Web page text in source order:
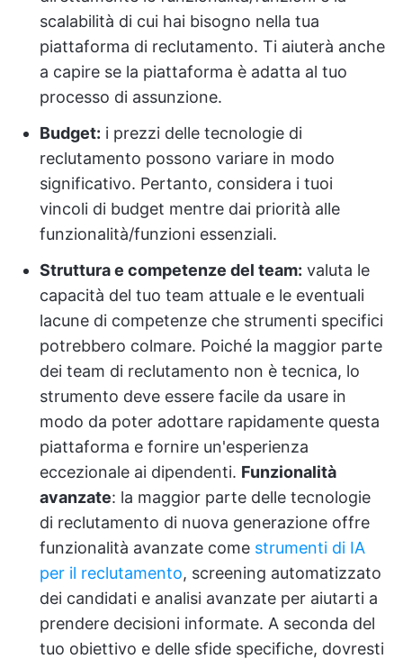
scalabilità di cui hai bisogno nella tua
piattaforma di reclutamento. Ti aiuterà anche
a capire se la piattaforma è adatta al tuo
processo di assunzione.
Budget: i prezzi delle tecnologie di
reclutamento possono variare in modo
significativo. Pertanto, considera i tuoi
vincoli di budget mentre dai priorità alle
funzionalità/funzioni essenziali.
Struttura e competenze del team: valuta le
capacità del tuo team attuale e le eventuali
lacune di competenze che strumenti specifici
potrebbero colmare. Poiché la maggior parte
dei team di reclutamento non è tecnica, lo
strumento deve essere facile da usare in
modo da poter adottare rapidamente questa
piattaforma e fornire un'esperienza
eccezionale ai dipendenti. Funzionalità
avanzate: la maggior parte delle tecnologie
di reclutamento di nuova generazione offre
funzionalità avanzate come strumenti di IA
per il reclutamento, screening automatizzato
dei candidati e analisi avanzate per aiutarti a
prendere decisioni informate. A seconda del
tuo obiettivo e delle sfide specifiche, dovresti